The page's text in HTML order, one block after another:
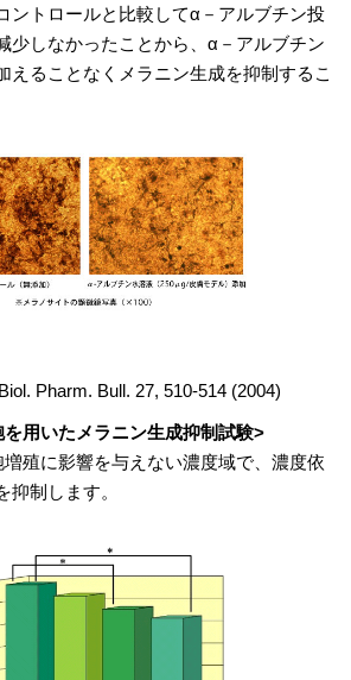
ントロールと比較してα－アルブチン投
少しなかったことから、α－アルブチン
えることなくメラニン生成を抑制するこ
Pharm. Bull. 27, 510-514 (2004)
用いたメラニン生成抑制試験>
殖に影響を与えない濃度域で、濃度依
抑制します。